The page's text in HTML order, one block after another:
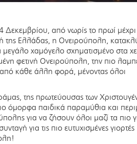
Δεκεμβρίου, από νωρίς το πρωί
της Ελλάδας, η Ονειρούπολη,
χαμόγελο σχηματισμένο στα
φετινή Ονειρούπολη, την πιο
κάθε άλλη φορά, μένοντας όλοι
της πρωτεύουσας των
όμορφα παιδικά παραμύθια και
για να ζήσουν όλοι μαζί τα πιο
για τις πιο ευτυχισμένες γιορτές